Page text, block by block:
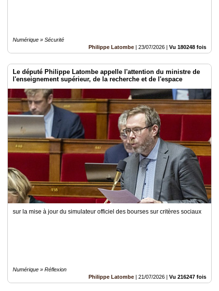
Numérique » Sécurité
Philippe Latombe | 23/07/2026 | Vu 180248 fois
Le député Philippe Latombe appelle l'attention du ministre de
l'enseignement supérieur, de la recherche et de l'espace
sur la mise à jour du simulateur officiel des bourses sur critères sociaux
Numérique » Réflexion
Philippe Latombe | 21/07/2026 | Vu 216247 fois